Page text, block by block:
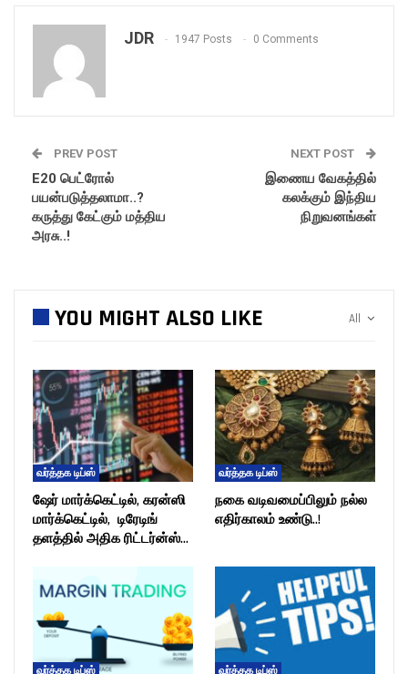
JDR 1947 Posts 0 Comments
PREV POST
E20 பெட்ரோல்
பயன்படுத்தலாமா..?
கருத்து கேட்கும் மத்திய
அரசு..!
NEXT POST
இணைய வேகத்தில்
கலக்கும் இந்திய
நிறுவனங்கள்
All
YOU MIGHT ALSO LIKE
வர்த்தக டிப்ஸ்
ஷேர் மார்க்கெட்டில், கரன்ஸி
மார்க்கெட்டில், டிரேடிங்
தளத்தில் அதிக ரிட்டர்ன்ஸ்…
வர்த்தக டிப்ஸ்
நகை வடிவமைப்பிலும் நல்ல
எதிர்காலம் உண்டு..!
வர்த்தக டிப்ஸ் வர்த்தக டிப்ஸ்